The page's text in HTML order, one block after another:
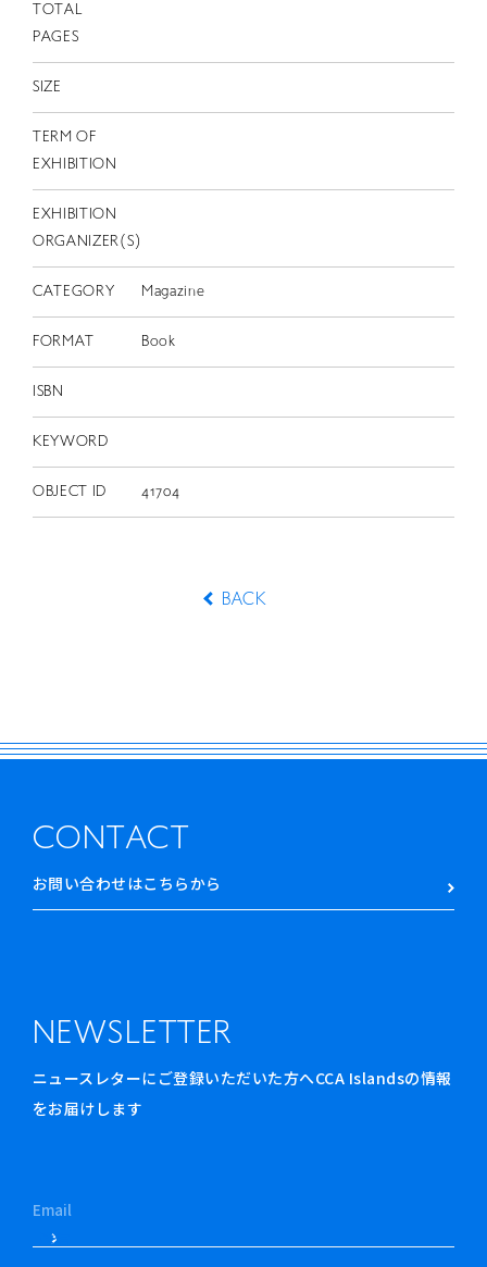
TOTAL
PAGES
SIZE
TERM OF
EXHIBITION
EXHIBITION
ORGANIZER(S)
CATEGORY Magazine
FORMAT Book
ISBN
KEYWORD
OBJECT ID 41704
BACK
CONTACT
お問い合わせはこちらから
NEWSLETTER
ニュースレターにご登録いただいた方へCCA Islandsの情報
をお届けします